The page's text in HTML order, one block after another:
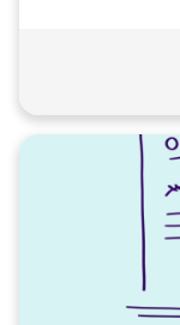
ondersteunt
ontwikkelreis
uitdagingen.